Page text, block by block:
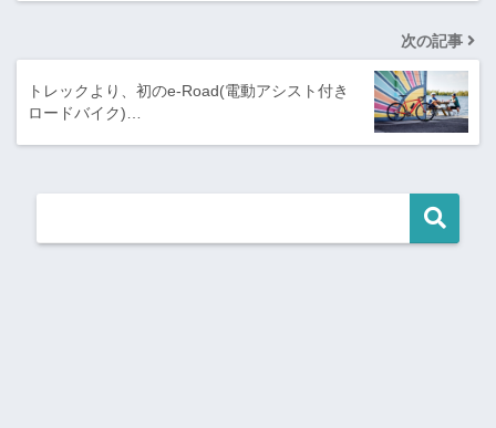
次の記事
トレックより、初のe-Road(電動アシスト付き
ロードバイク)…